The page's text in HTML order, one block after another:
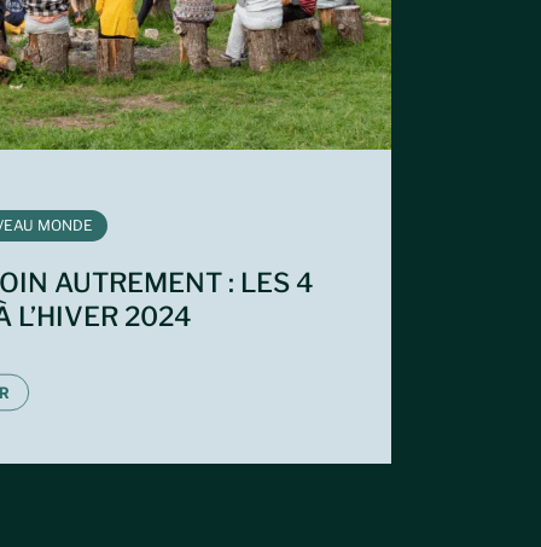
MONDE
AUTREMENT : LES 4
L’HIVER 2024